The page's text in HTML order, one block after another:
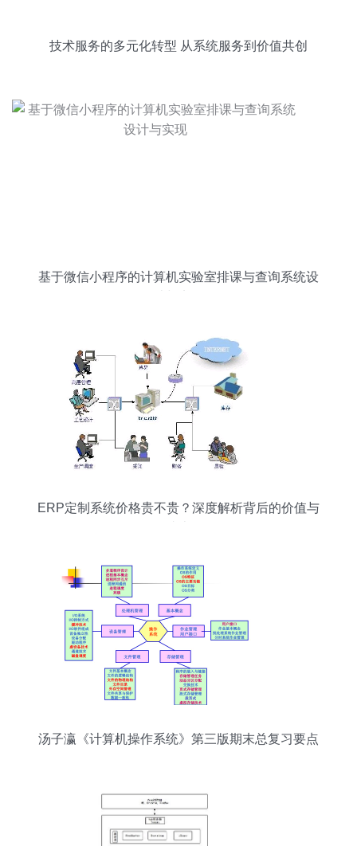
技术服务的多元化转型 从系统服务到价值共创
基于微信小程序的计算机实验室排课与查询系统设
ERP定制系统价格贵不贵？深度解析背后的价值与
汤子瀛《计算机操作系统》第三版期末总复习要点